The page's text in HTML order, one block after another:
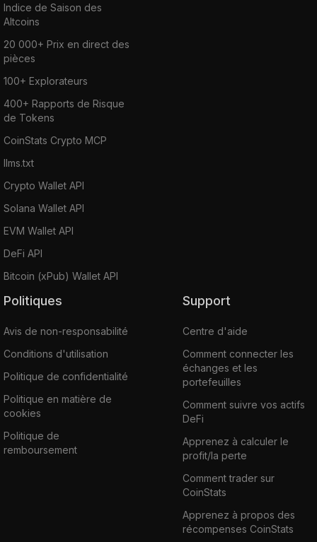
Indice de Saison des
Altcoins
20 000+ Prix en direct des
pièces
100+ Explorateurs
400+ Rapports de Risque
de Tokens
CoinStats Crypto MCP
llms.txt
Crypto Wallet API
Solana Wallet API
EVM Wallet API
DeFi API
Bitcoin (xPub) Wallet API
Politiques
Avis de non-responsabilité
Conditions d'utilisation
Politique de confidentialité
Politique en matière de
cookies
Politique de
remboursement
Support
Centre d'aide
Comment connecter les
échanges et les
portefeuilles
Comment suivre vos actifs
DeFi
Apprenez à calculer le
profit/la perte
Comment trader sur
CoinStats
Apprenez à propos des
récompenses CoinStats